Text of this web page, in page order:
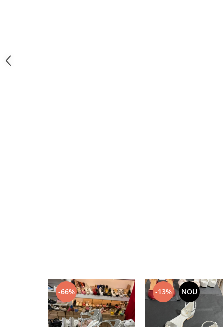
-66% -13% NOU